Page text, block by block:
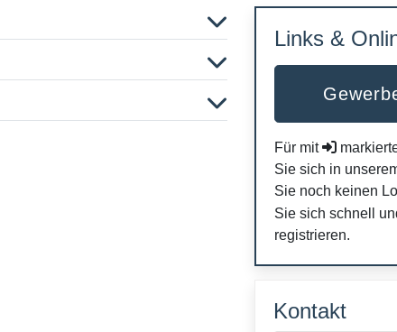
Links &
Für mit
Sie sich in
Sie noch keinen
Sie sich schnell
registrieren.
Kontakt